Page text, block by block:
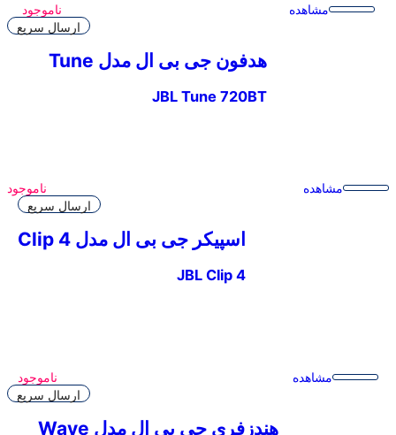
مشاهده
ناموجود
ارسال سریع
هدفون جی بی ال مدل Tune
JBL Tune 720BT
مشاهده
ناموجود
ارسال سریع
اسپیکر جی بی ال مدل Clip 4
JBL Clip 4
مشاهده
ناموجود
ارسال سریع
هندزفری جی بی ال مدل Wave